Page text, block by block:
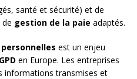
santé et sécurité) et de
gestion de la paie adaptés.
est un enjeu
en Europe. Les entreprises
informations transmises et